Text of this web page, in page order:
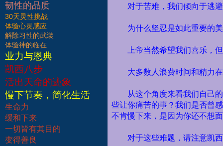
韧性的品质
30天灵性挑战
体验心灵感应
解除习性的武装
体验神的临在
业力与恩典
凯西八步
活出天命的迹象
慢下节奏，简化生活
生命力
缓和下来
一切皆有其目的
变得善良
对于苦难，我们倾向于逃
为什么坚忍是如此重要的
上帝当然希望我们喜乐，
大多数人浪费时间和精力
从这个角度来看我们自己
些让你痛苦的事？我们是否曾
不肯慢下来，是因为你还不想
对于这些难题，请注意凯